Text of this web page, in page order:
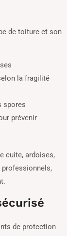
de toiture et son
la fragilité
spores
prévenir
cuite, ardoises,
de protection